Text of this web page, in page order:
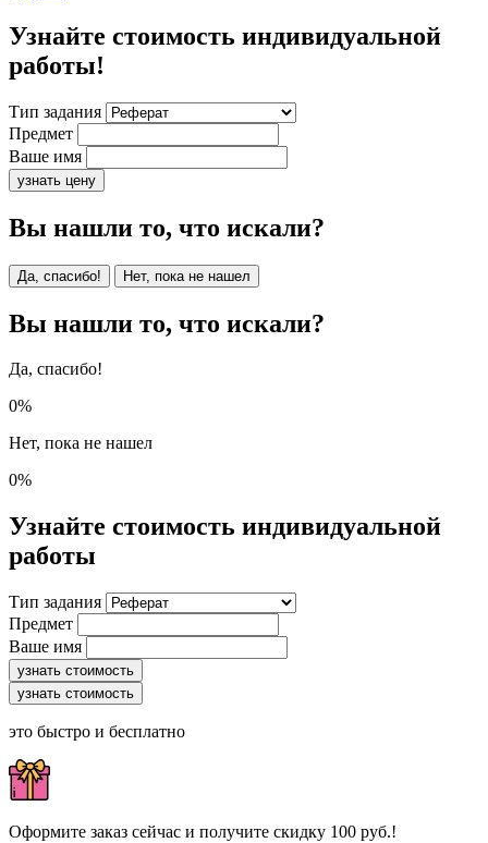
Узнайте стоимость индивидуальной
работы!
Тип задания
Предмет
Ваше имя
узнать цену
Вы нашли то, что искали?
Да, спасибо! Нет, пока не нашел
Вы нашли то, что искали?
Да, спасибо!
0%
Нет, пока не нашел
0%
Узнайте стоимость индивидуальной
работы
Тип задания
Предмет
Ваше имя
узнать стоимость
узнать стоимость
это быстро и бесплатно
Оформите заказ сейчас и получите скидку 100 руб.!